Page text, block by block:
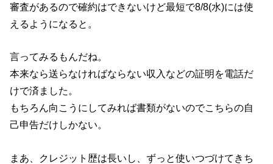
審査があるので確約はできないけど最短で8/8(水)には使
えるようになると。
言ってみるもんだね。
本来なら送らなければならない収入などの証明を電話だ
けで済ました。
もちろん向こうにしてみれば書類がないのでこちらの自
己申告だけしかない。
まあ、クレジット歴は長いし、ずっと使いつづけてきち